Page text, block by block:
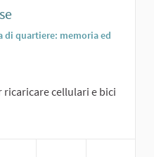
di quartiere: memoria ed
ricaricare cellulari e bici